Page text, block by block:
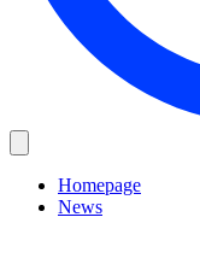
Homepage
News